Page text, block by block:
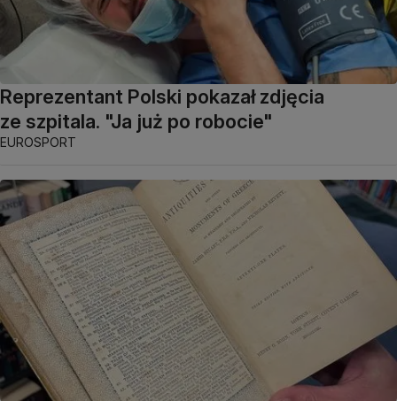
Reprezentant Polski pokazał zdjęcia
ze szpitala. "Ja już po robocie"
EUROSPORT